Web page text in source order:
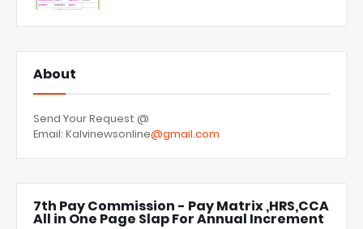
About
Send Your Request @
Email: Kalvinewsonline@gmail.com
7th Pay Commission - Pay Matrix ,HRS,CCA
All in One Page Slap For Annual Increment